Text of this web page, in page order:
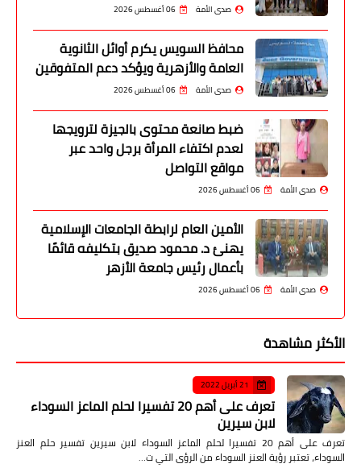
صدى الأمة 06 أغسطس 2026
محافظ السويس يكرم أوائل الثانوية
العامة والأزهرية ويؤكد دعم المتفوقين
صدى الأمة 06 أغسطس 2026
ضبط صانعة محتوى بالجيزة لترويجها
لعدم اكتفاء المرأة برجل واحد عبر
مواقع التواصل
صدى الأمة 06 أغسطس 2026
الأمين العام لرابطة الجامعات الإسلامية
يهنئ د. محمود صديق بتكليفه قائمًا
بأعمال رئيس جامعة الأزهر
صدى الأمة 06 أغسطس 2026
الأكثر مشاهدة
21 أبريل 2022
تعرف على أهم 20 تفسيرا لحلم الماعز السوداء
لابن سيرين
تعرف على أهم 20 تفسيرا لحلم الماعز السوداء لابن سيرين تفسير حلم العنز
السوداء، تعتبر رؤية العنز السوداء من الرؤى التي ت…